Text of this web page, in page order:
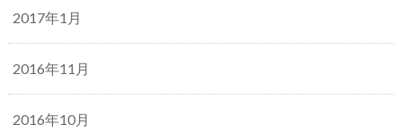
2017年1月
2016年11月
2016年10月